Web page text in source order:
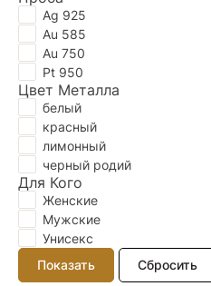
Ag 925
Au 585
Au 750
Pt 950
Цвет Металла
белый
красный
лимонный
черный родий
Для Кого
Женские
Мужские
Унисекс